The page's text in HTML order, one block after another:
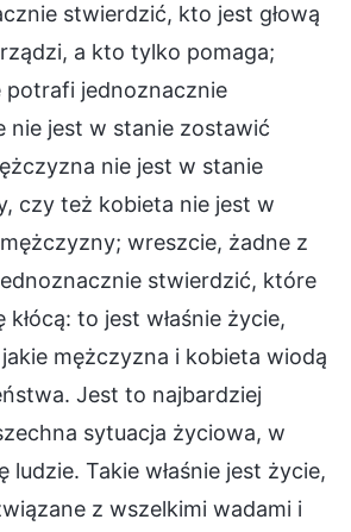
stwierdzić, kto jest głową
a kto tylko pomaga;
potrafi jednoznacznie
nie jest w stanie zostawić
nie jest w stanie
czy też kobieta nie jest w
wreszcie, żadne z
stwierdzić, które
kłócą: to jest właśnie życie,
mężczyzna i kobieta wiodą
Jest to najbardziej
sytuacja życiowa, w
ludzie. Takie właśnie jest życie,
z wszelkimi wadami i